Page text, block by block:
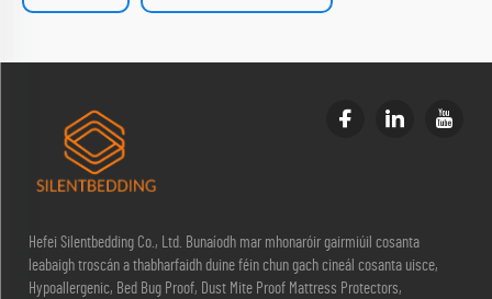
Hefei Silentbedding Co., Ltd. Bunaíodh mar mhonaróir gairmiúil cosanta
leabaigh troscán a thabharfaidh duine féin chun gach cineál cosanta uisce,
Hypoallergenic, Bed Bug Proof, Dust Mite Proof Mattress Protectors,